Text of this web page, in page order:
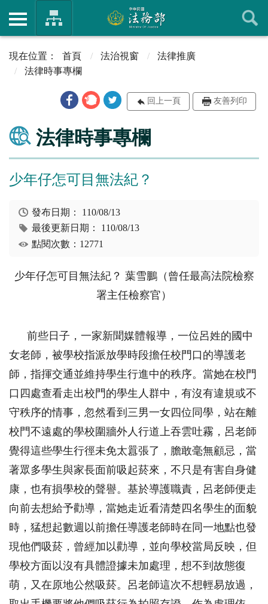
首頁 法治視窗
法律推廣
法律時事專欄
回上一頁 友善列印
法律時事專欄
少年仔怎可目無法紀？
發布日期： 110/08/13
最後更新日期： 110/08/13
點閱次數：12771
少年仔怎可目無法紀？ 葉雪鵬（曾任最高法院檢察
署主任檢察官）
前些日子，一家新聞媒體報導，一位呂姓的國中
女老師，被學校指派放學時段擔任校門口的導護老
師，指揮交通並維持學生行進中的秩序。當她在校門
口四處查看走出校門的學生人群中，有沒有違規或不
守秩序的情事，忽然看到三男一女四位同學，站在離
校門不遠處的學校圍牆外人行道上吞雲吐霧，呂老師
覺得這些學生行徑未免太囂張了，膽敢毫無顧忌，當
著眾多學生與家長面前吸起菸來，不只是有害自身健
康，也有損學校的聲譽。基於導護職責，呂老師便走
向前去想給予勸導，當她走近看清楚四名學生的面貌
時，猛想起數週以前擔任導護老師時在同一地點也發
現他們吸菸，曾經加以勸導，並向學校當局反映，但
學校方面以沒有具體證據未加處理，想不到故態復
萌，又在原地公然吸菸。呂老師這次不想輕易放過，